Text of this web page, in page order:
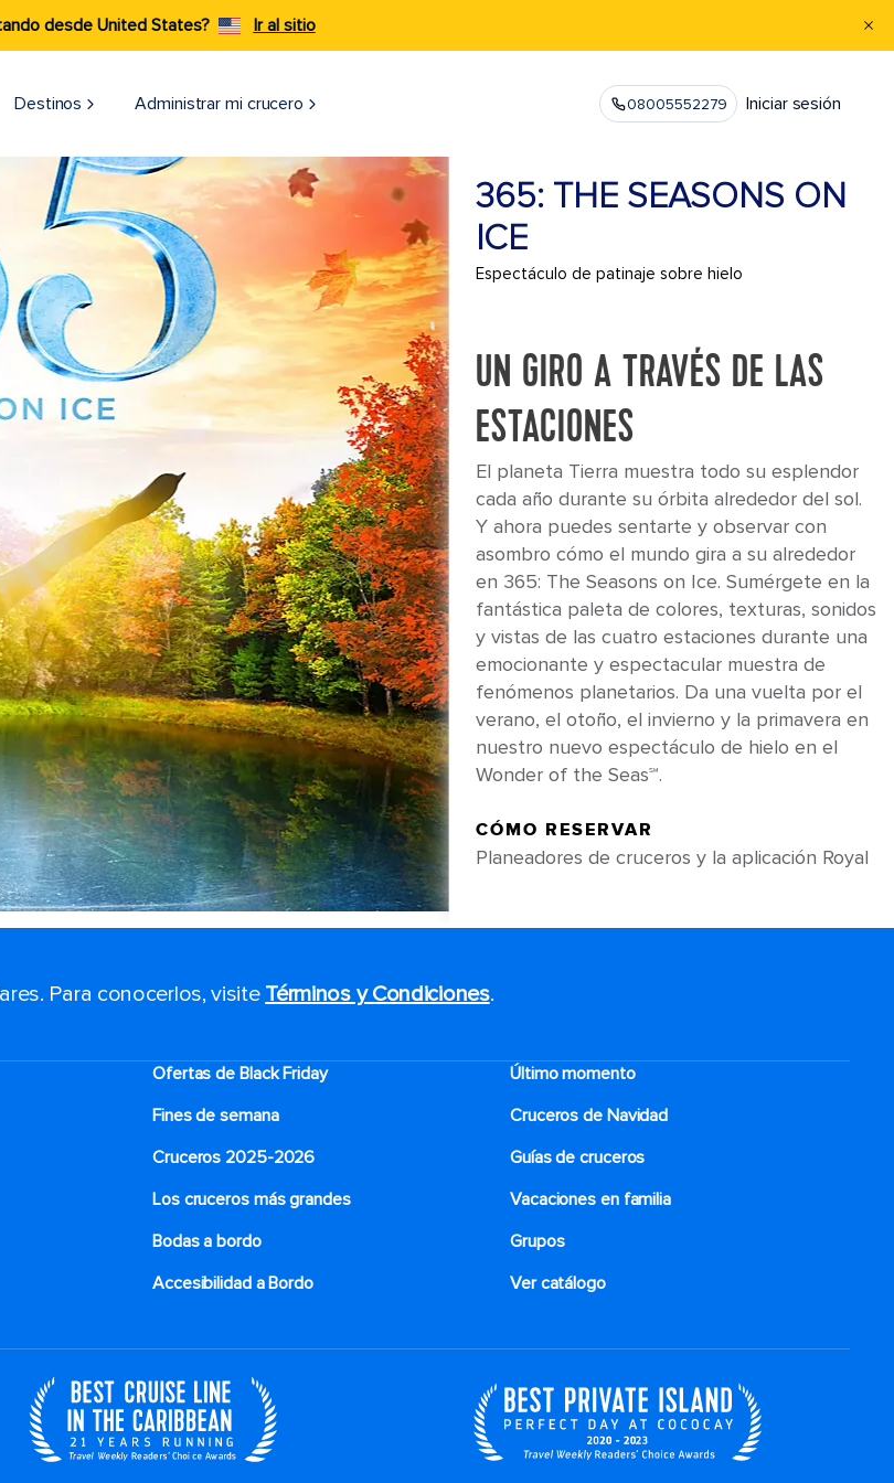
desde United States? Ir al sitio
Destinos Administrar mi crucero 08005552279 Iniciar sesión
365: THE SEASONS ON
ICE
Espectáculo de patinaje sobre hielo
UN GIRO A TRAVÉS DE LAS
ESTACIONES
El planeta Tierra muestra todo su esplendor
cada año durante su órbita alrededor del sol.
Y ahora puedes sentarte y observar con
asombro cómo el mundo gira a su alrededor
en 365: The Seasons on Ice. Sumérgete en la
fantástica paleta de colores, texturas, sonidos
y vistas de las cuatro estaciones durante una
emocionante y espectacular muestra de
fenómenos planetarios. Da una vuelta por el
verano, el otoño, el invierno y la primavera en
nuestro nuevo espectáculo de hielo en el
Wonder of the Seas℠.
CÓMO RESERVAR
Planeadores de cruceros y la aplicación Royal
Para conocerlos, visite Términos y Condiciones.
Ofertas de Black Friday
Último momento
Fines de semana
Cruceros de Navidad
Cruceros 2025-2026
Guías de cruceros
Los cruceros más grandes
Vacaciones en familia
Bodas a bordo
Grupos
Accesibilidad a Bordo
Ver catálogo